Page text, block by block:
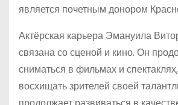
является почетным донором
Актёрская карьера Эмануила
связана со сценой и кино. Он
сниматься в фильмах и
восхищать зрителей своей